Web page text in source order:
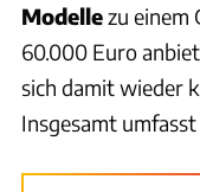
Modellezu einem
60.000 Euro
sich damit wieder
Insgesamt